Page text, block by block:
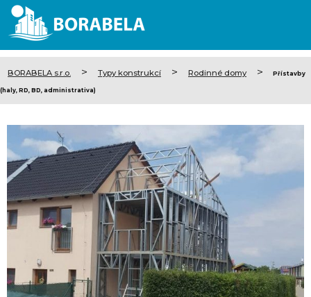
BORABELA s.r.o. > Typy konstrukcí > Rodinné domy > Přístavby
(haly, RD, BD, administrativa)